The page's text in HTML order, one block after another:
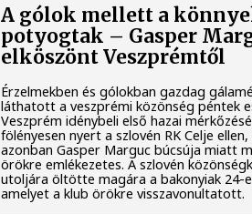
A gólok mellett a
potyogtak – Gasper
elköszönt Veszprémtől
Érzelmekben és gólokban gazdag
láthatott a veszprémi közönség péntek
Veszprém idénybeli első hazai
fölényesen nyert a szlovén RK Celje
azonban Gasper Marguc búcsúja miatt
örökre emlékezetes. A szlovén
utoljára öltötte magára a bakonyiak 24-
amelyet a klub örökre visszavonultatott.